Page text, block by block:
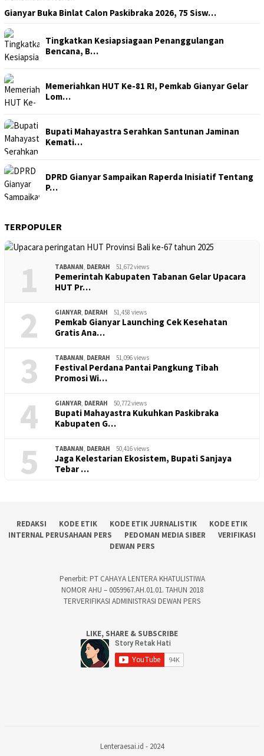
Gianyar Buka Binlat Calon Paskibraka 2026, 75 Sisw…
Tingkatkan Kesiapsiagaan Penanggulangan
Bencana, B…
Memeriahkan HUT Ke-81 RI, Pemkab Gianyar Gelar
Lom…
Bupati Mahayastra Serahkan Santunan Jaminan
Kemati…
DPRD Gianyar Sampaikan Raperda Inisiatif Tentang
P…
TERPOPULER
1 TABANAN DAERAH 51,672 views
Pemerintah Kabupaten Tabanan Gelar Upacara
HUT Pr…
2 GIANYAR DAERAH 51,458 views
Pemkab Gianyar Launching Cek Kesehatan
Gratis Ana…
3 TABANAN DAERAH 51,096 views
Festival Perdana Pantai Pangkung Tibah
Promosi Wi…
4 GIANYAR DAERAH 50,772 views
Bupati Mahayastra Kukuhkan Paskibraka
Kabupaten G…
5 TABANAN DAERAH 50,416 views
Jaga Kelestarian Ekosistem, Bupati Sanjaya
Tebar …
REDAKSI KODE ETIK KODE ETIK JURNALISTIK
KODE ETIK
INTERNAL PERUSAHAAN PERS
PEDOMAN MEDIA SIBER
VERIFIKASI
DEWAN PERS
Penerbit: PT CAHAYA LENTERA KHATULISTIWA
NOMOR AHU – 0059967.AH.01.01. TAHUN 2018
TERVERIFIKASI ADMINISTRASI DEWAN PERS
LIKE, SHARE & SUBSCRIBE
Lenteraesai.id - 2024